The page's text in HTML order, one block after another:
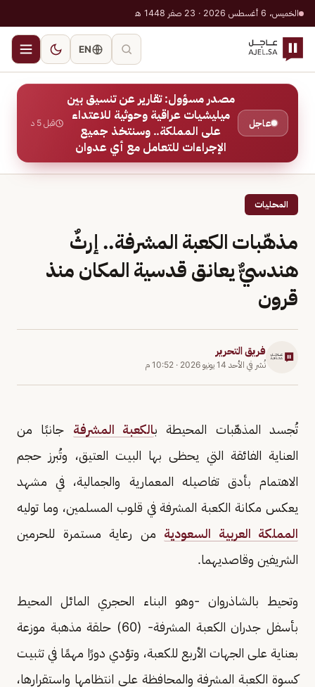
الخميس، 6 أغسطس 2026 · 23 صفر 1448 هـ
EN
عاجل
مصدر مسؤول: تقارير عن تنسيق بين
ميليشيات عراقية وحوثية للاعتداء
على المملكة.. وسنتخذ جميع
الإجراءات للتعامل مع أي عدوان
قبل 5 د
المحليات
مذهّبات الكعبة المشرفة.. إرثٌ
هندسيٌّ يعانق قدسية المكان منذ
قرون
فريق التحرير
نُشر في الأحد 14 يونيو 2026 · 10:52 م
تُجسد المذهّبات المحيطة بالكعبة المشرفة جانبًا من
العناية الفائقة التي يحظى بها البيت العتيق، وتُبرز حجم
الاهتمام بأدق تفاصيله المعمارية والجمالية، في مشهد
يعكس مكانة الكعبة المشرفة في قلوب المسلمين، وما توليه
المملكة العربية السعودية من رعاية مستمرة للحرمين
الشريفين وقاصديهما.
وتحيط بالشاذروان -وهو البناء الحجري المائل المحيط
بأسفل جدران الكعبة المشرفة- (60) حلقة مذهبة موزعة
بعناية على الجهات الأربع للكعبة، وتؤدي دورًا مهمًا في تثبيت
كسوة الكعبة المشرفة والمحافظة على انتظامها واستقرارها،